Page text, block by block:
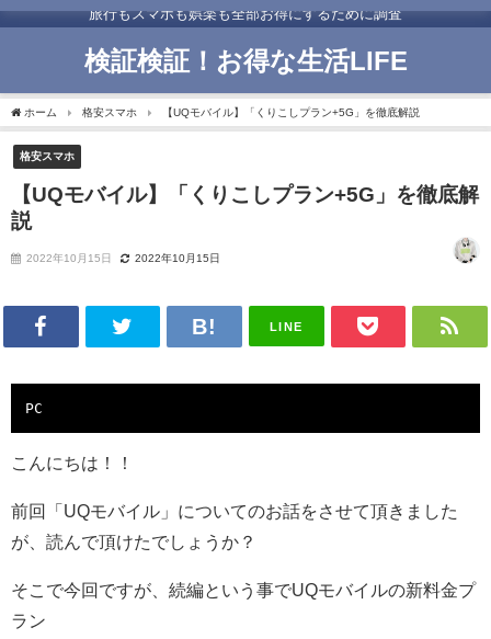
旅行もスマホも娯楽も全部お得にするために調査
検証検証！お得な生活LIFE
ホーム 格安スマホ 【UQモバイル】「くりこしプラン+5G」を徹底解説
格安スマホ
【UQモバイル】「くりこしプラン+5G」を徹底解
説
2022年10月15日 2022年10月15日
LINE
PC
こんにちは！！
前回「UQモバイル」についてのお話をさせて頂きました
が、読んで頂けたでしょうか？
そこで今回ですが、続編という事でUQモバイルの新料金プ
ラン